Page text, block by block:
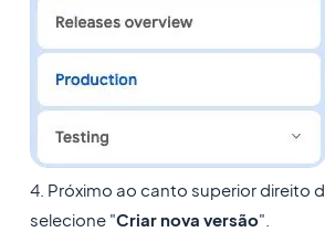
4. Próximo ao canto superior direito
selecione "Criar nova versão".